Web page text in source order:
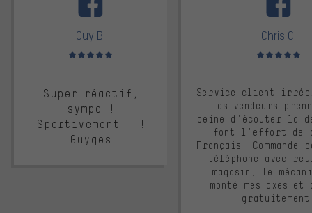
Guy B.
Note moyenne : 5 sur 5
Super réactif,
sympa !
Sportivement !!!
Guyges
Chris C.
Note moyenne :
Service client
les vendeurs
peine d'écouter la
font l'effort de
Français. Commande
téléphone avec
magasin, le
monté mes axes et